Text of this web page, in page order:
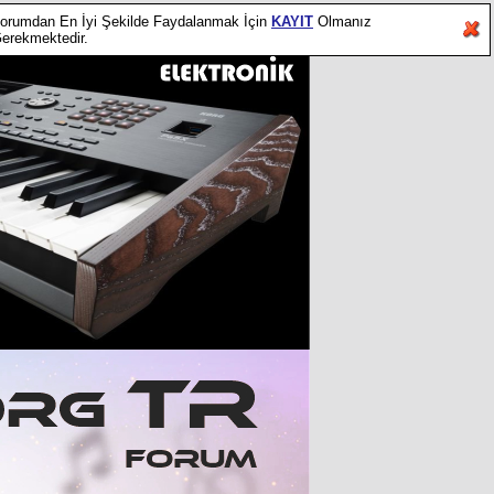
En İyi Şekilde Faydalanmak İçin KAYIT Olmanız